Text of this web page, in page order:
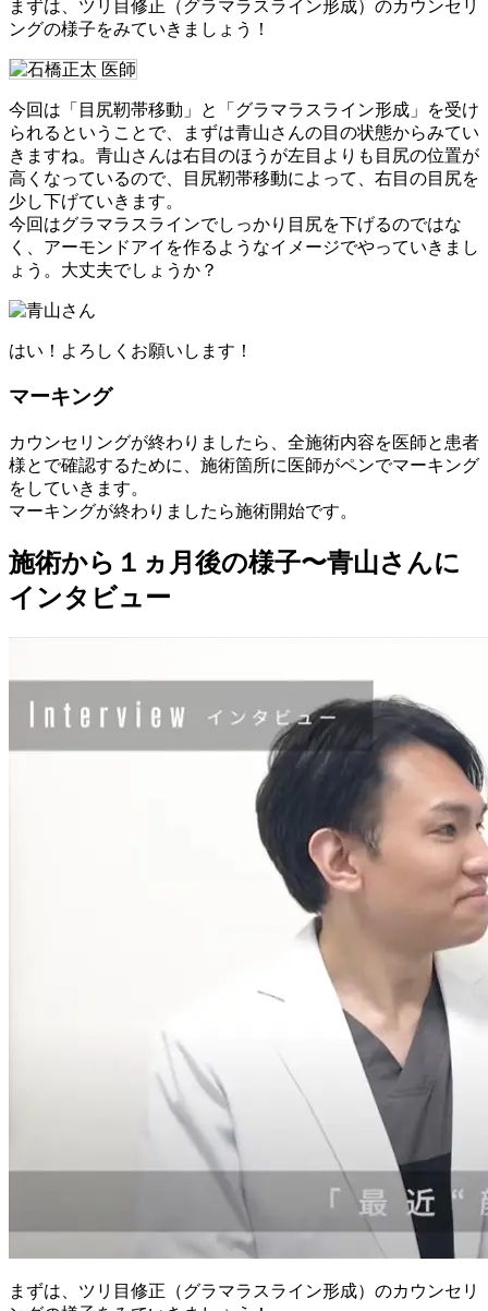
まずは、ツリ目修正（グラマラスライン形成）のカウンセリ
ングの様子をみていきましょう！
今回は「目尻靭帯移動」と「グラマラスライン形成」を受け
られるということで、まずは青山さんの目の状態からみてい
きますね。青山さんは右目のほうが左目よりも目尻の位置が
高くなっているので、目尻靭帯移動によって、右目の目尻を
少し下げていきます。
今回はグラマラスラインでしっかり目尻を下げるのではな
く、アーモンドアイを作るようなイメージでやっていきまし
ょう。大丈夫でしょうか？
はい！よろしくお願いします！
マーキング
カウンセリングが終わりましたら、全施術内容を医師と患者
様とで確認するために、施術箇所に医師がペンでマーキング
をしていきます。
マーキングが終わりましたら施術開始です。
施術から１ヵ月後の様子〜青山さんに
インタビュー
まずは、ツリ目修正（グラマラスライン形成）のカウンセリ